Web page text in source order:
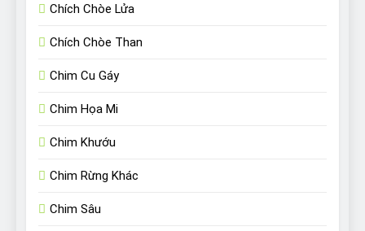
Chích Chòe Lửa
Chích Chòe Than
Chim Cu Gáy
Chim Họa Mi
Chim Khướu
Chim Rừng Khác
Chim Sâu